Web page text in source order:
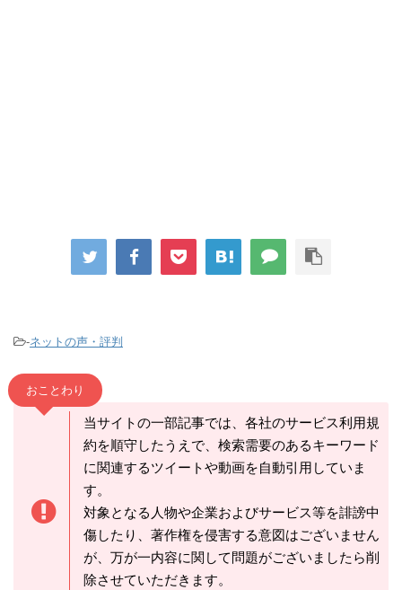
-ネットの声・評判
おことわり
当サイトの一部記事では、各社のサービス利用規
約を順守したうえで、検索需要のあるキーワード
に関連するツイートや動画を自動引用していま
す。
対象となる人物や企業およびサービス等を誹謗中
傷したり、著作権を侵害する意図はございません
が、万が一内容に関して問題がございましたら削
除させていただきます。